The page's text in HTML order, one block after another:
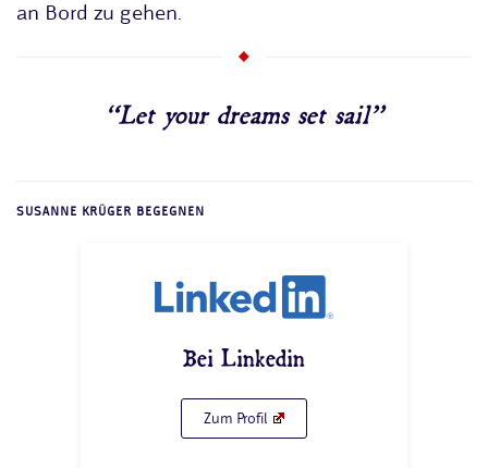
an Bord zu gehen.
“Let your dreams set sail”
SUSANNE KRÜGER BEGEGNEN
Bei Linkedin
Zum Profil